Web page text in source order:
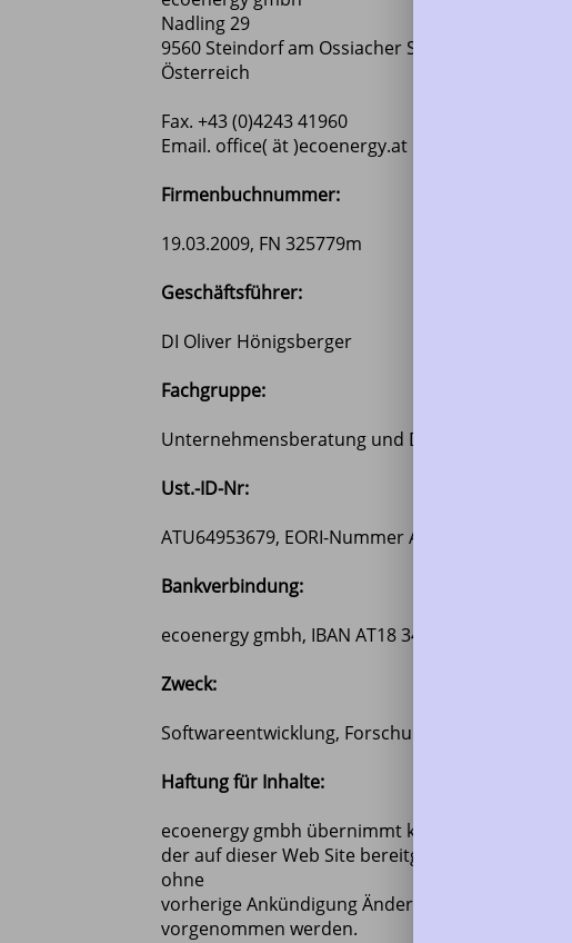
Nadling 29
9560 Steindorf am Ossiacher See
Österreich
Fax. +43 (0)4243 41960
Email. office( ät )ecoenergy.at
Firmenbuchnummer:
19.03.2009, FN 325779m
Geschäftsführer:
DI Oliver Hönigsberger
Fachgruppe:
Unternehmensberatung und Datenverarbeitung
Ust.-ID-Nr:
ATU64953679, EORI-Nummer ATEOS1000036532
Bankverbindung:
ecoenergy gmbh, IBAN AT18 3412 9000 0006 6423
Zweck:
Softwareentwicklung, Forschung, Handel,
Haftung für Inhalte:
ecoenergy gmbh übernimmt keine Haftung für
der auf dieser Web Site bereitgestellten
ohne
vorherige Ankündigung Änderungen oder
vorgenommen werden.